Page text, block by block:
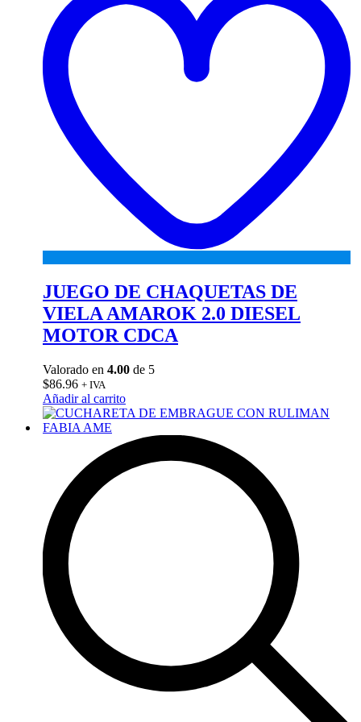
JUEGO DE CHAQUETAS DE
VIELA AMAROK 2.0 DIESEL
MOTOR CDCA
Valorado en 4.00 de 5
$86.96 + IVA
Añadir al carrito